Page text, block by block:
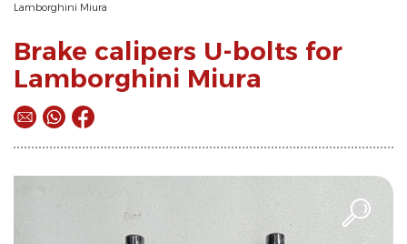
Lamborghini Miura
Brake calipers U-bolts for
Lamborghini Miura